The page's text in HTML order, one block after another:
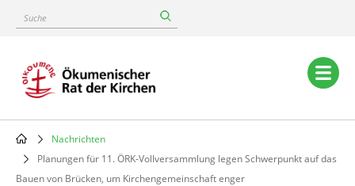
content
Suche
Main
navigation
Breadcrumb
Nachrichten
Planungen für 11. ÖRK-Vollversammlung legen Schwerpunkt auf das
Bauen von Brücken, um Kirchengemeinschaft enger